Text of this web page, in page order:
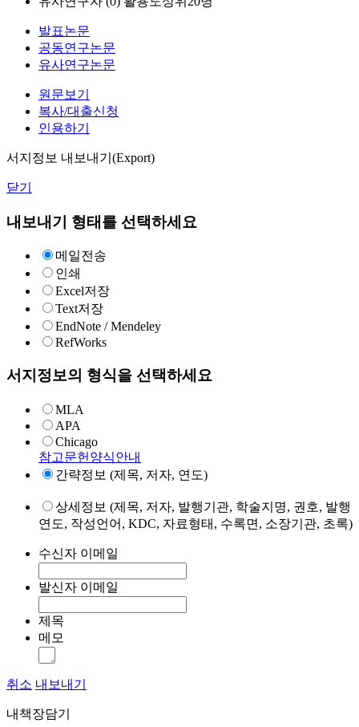
발표논문
공동연구논문
유사연구논문
원문보기
복사/대출신청
인용하기
서지정보 내보내기(Export)
닫기
내보내기 형태를 선택하세요
메일전송
인쇄
Excel저장
Text저장
EndNote / Mendeley
RefWorks
서지정보의 형식을 선택하세요
MLA
APA
Chicago
참고문헌양식안내
간략정보 (제목, 저자, 연도)
상세정보 (제목, 저자, 발행기관, 학술지명, 권호, 발행
연도, 작성언어, KDC, 자료형태, 수록면, 소장기관, 초록)
수신자 이메일
발신자 이메일
제목
메모
취소 내보내기
내책장담기